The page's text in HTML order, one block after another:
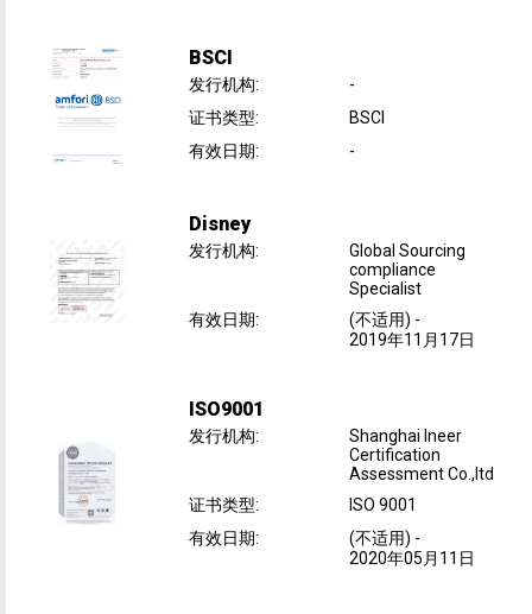
BSCI
发行机构:
-
证书类型:
BSCI
有效日期: -
Disney
发行机构:
Global Sourcing
compliance
Specialist
有效日期: (不适用) -
2019年11月17日
ISO9001
发行机构:
Shanghai Ineer
Certification
Assessment Co.,ltd
证书类型:
ISO 9001
有效日期: (不适用) -
2020年05月11日